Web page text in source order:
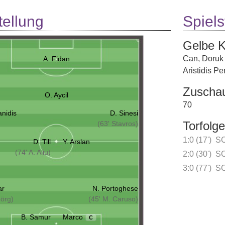
A. Fidan
O. Aycil
D. Sinesi
(63' Stavros)
D. Till
(74' A. Aliu)
Y. Arslan
N. Portoghese
(45' M. Caruso)
B. Samur Marco C
Gelbe
Can,
Aristidis
70
Torfolge
1:0 (17')
2:0 (30')
3:0 (77')